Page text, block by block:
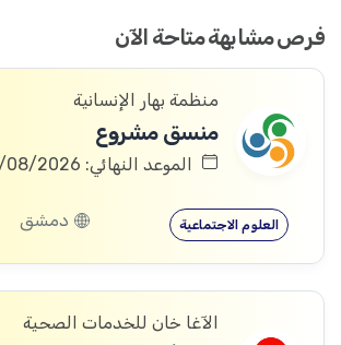
فرص مشابهة متاحة الآن
منظمة بهار الإنسانية
منسق مشروع
الموعد النهائي: 21/08/2026
العلوم الاجتماعية دمشق
الآغا خان للخدمات الصحية